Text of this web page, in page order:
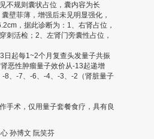
不规则囊状占位，囊内容为长
壁菲薄，增强后未见明显强化，
，据此诊断为：1、右肾占位，
刺活检；2、左肾门旁囊性占位，
日起每1~2个月复查头发量子共振
恶性肿瘤量子效价从-13起递增
8、-7、-6、-4、-3、-2（肾脏量子
手术，仅用量子套餐食疗，具有良
孙博文 阮笑芬